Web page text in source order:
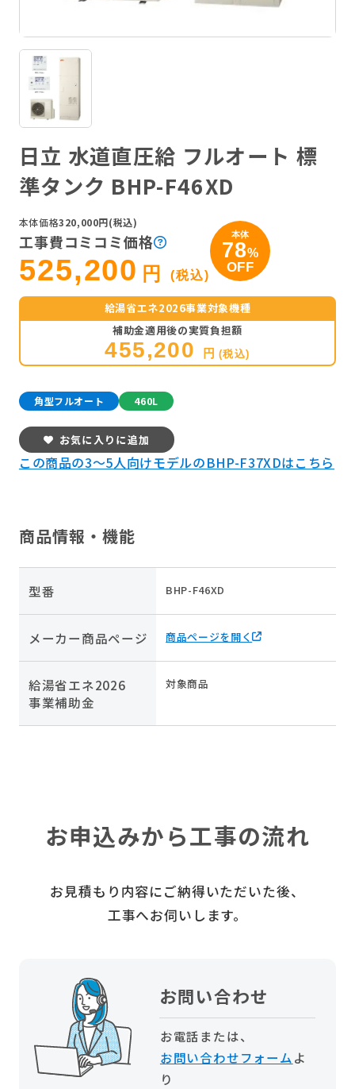
日立 水道直圧給 フルオート 標
準タンク BHP-F46XD
本体価格320,000円(税込)
工事費コミコミ価格
525,200 円 (税込)
本体
78%
OFF
給湯省エネ2026事業対象機種
補助金適用後の実質負担額
455,200 円 (税込)
角型フルオート 460L
お気に入りに追加
この商品の3～5人向けモデルのBHP-F37XDはこちら
商品情報・機能
型番 BHP-F46XD
メーカー商品ページ 商品ページを開く
給湯省エネ2026
事業補助金
対象商品
お申込みから工事の流れ
お見積もり内容にご納得いただいた後、
工事へお伺いします。
お問い合わせ
お電話または、
お問い合わせフォーム よ
り